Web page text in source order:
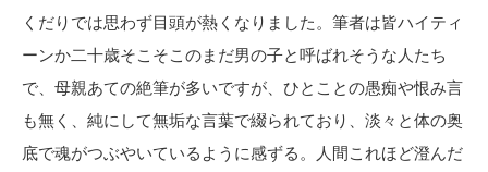
くだりでは思わず目頭が熱くなりました。筆者は皆ハイティ
ーンか二十歳そこそこのまだ男の子と呼ばれそうな人たち
で、母親あての絶筆が多いですが、ひとことの愚痴や恨み言
も無く、純にして無垢な言葉で綴られており、淡々と体の奥
底で魂がつぶやいているように感ずる。人間これほど澄んだ